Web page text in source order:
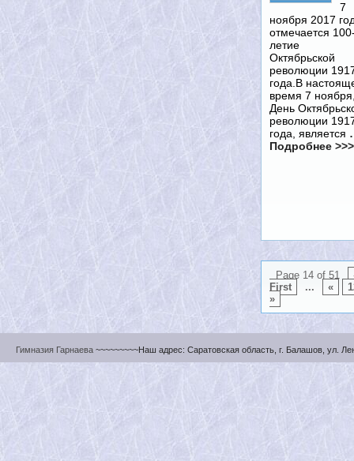
7
ноября 2017
отмечается
летие
Октябрьской
революции
года.В
время 7
День
революции
года, является
Подробнее >>>
Page 14 of 51
First
... «
»
Гимназия Гарнаева ~~~~~~~~~Наш адрес: Саратовская область, г. Балашов, ул.